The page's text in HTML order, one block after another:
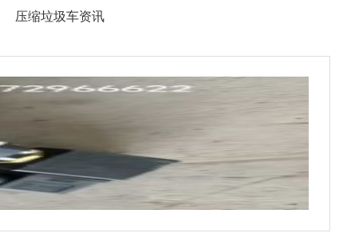
压缩垃圾车资讯
清洗吸污车资讯
清障车资讯